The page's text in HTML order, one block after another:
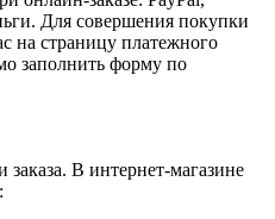
Для совершения покупки
на страницу платежного
заполнить форму по
В интернет-магазине